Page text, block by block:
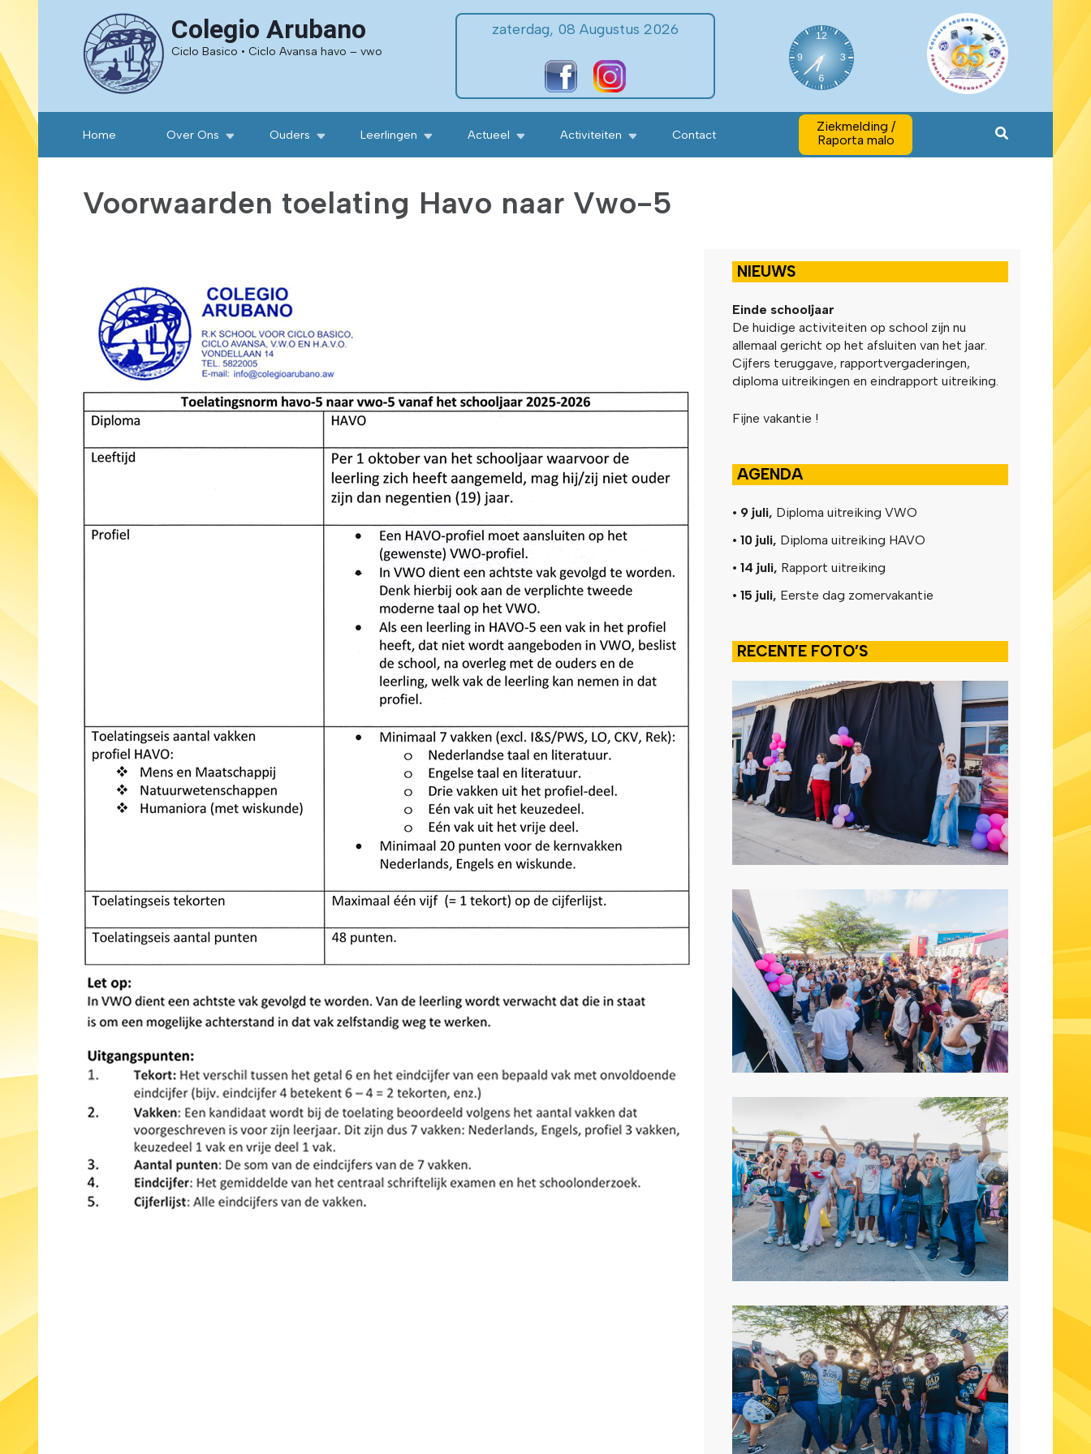
Colegio Arubano
Ciclo Basico • Ciclo Avansa havo – vwo
zaterdag, 08 Augustus 2026
Home Over Ons Ouders Leerlingen Actueel Activiteiten Contact
Ziekmelding /
Raporta malo
Voorwaarden toelating Havo naar Vwo-5
NIEUWS
Einde schooljaar
De huidige activiteiten op school zijn nu
allemaal gericht op het afsluiten van het jaar.
Cijfers teruggave, rapportvergaderingen,
diploma uitreikingen en eindrapport uitreiking.
Fijne vakantie !
AGENDA
• 9 juli, Diploma uitreiking VWO
• 10 juli, Diploma uitreiking HAVO
• 14 juli, Rapport uitreiking
• 15 juli, Eerste dag zomervakantie
RECENTE FOTO’S